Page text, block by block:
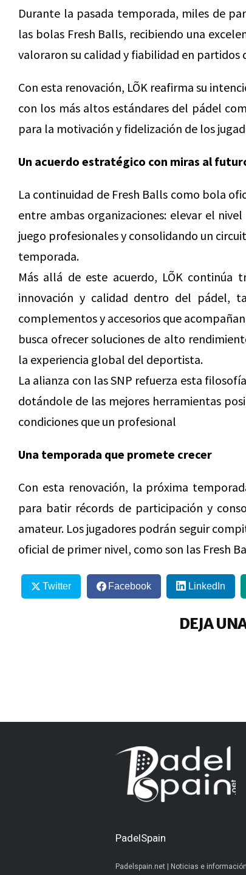
Durante la pasada temporada, miles de
las bolas Fresh Balls, recibiendo una
valoraron su calidad y fiabilidad en partidos
Con esta renovación, LÕK reafirma su
con los más altos estándares del pádel
para la motivación y fidelización de los
Un acuerdo estratégico con miras al
La continuidad de Fresh Balls como bola
entre ambas organizaciones: elevar el
juego profesionales y consolidando un
temporada.
Más allá de este acuerdo, LÕK continúa
innovación y calidad dentro del pádel,
complementos y accesorios que
busca ofrecer soluciones de alto
la experiencia global del deportista.
La alianza con las SNP refuerza esta
dotándole de las mejores herramientas
condiciones que un profesional
Una temporada que promete crecer
Con esta renovación, la próxima
para batir récords de participación y
amateur. Los jugadores podrán seguir
oficial de primer nivel, como son las Fresh
Twitter Facebook LinkedIn
DEJA
PadelSpain
Padelspain.net | Noticias e